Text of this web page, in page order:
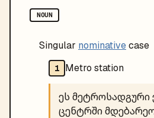
NOUN
Singular nominativecase
1 Metro station
ეს მეტროსადგური
ცენტრში